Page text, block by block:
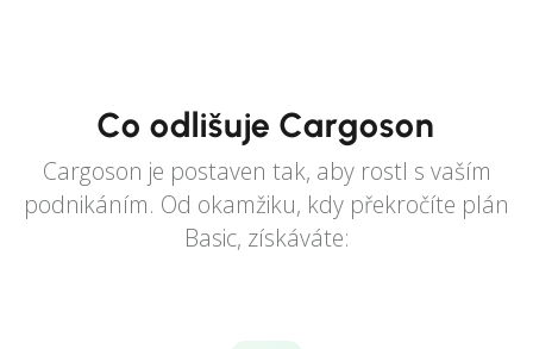
Co odlišuje Cargoson
Cargoson je postaven tak, aby rostl s vaším
podnikáním. Od okamžiku, kdy překročíte plán
Basic, získáváte: